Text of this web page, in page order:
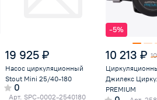
19 925 ₽
Насос циркуляционный
Stout Mini 25/40-180
0
Арт. SPC-0002-2540180
-5%
10 213 ₽
Джилекс
PREMIUM